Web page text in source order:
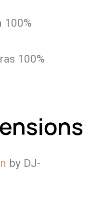
100%
100%
by DJ-